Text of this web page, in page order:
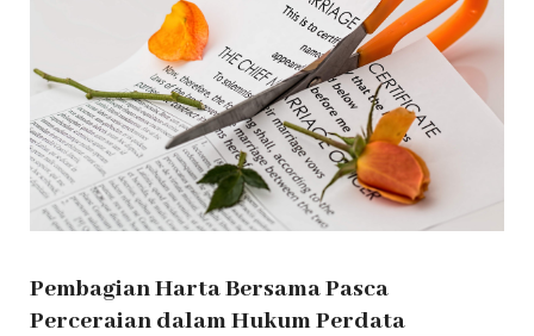
Pembagian Harta Bersama Pasca
Perceraian dalam Hukum Perdata